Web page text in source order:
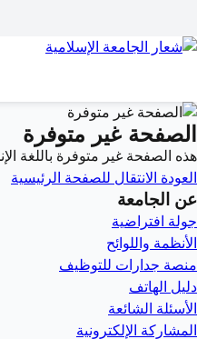
الصفحة غير متوفرة
هذه الصفحة غير متوفرة باللغة
العودة الانتقال للصفحة الرئيسية
عن الجامعة
جولة افتراضية
الأنظمة واللوائح
منصة جدارات للتوظيف
دليل الهاتف
الأسئلة الشائعة
المشاركة الإلكترونية